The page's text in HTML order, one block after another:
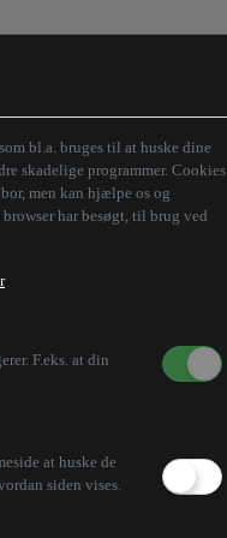
bl.a. bruges til at huske dine
skadelige programmer. Cookies
men kan hjælpe os og
har besøgt, til brug ved
F.eks. at din
at huske de
siden vises.